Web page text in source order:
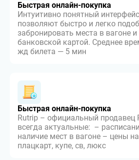
Быстрая онлайн-покупка
Интуитивно понятный
позволяют быстро и легко
забронировать места в вагоне
банковской картой. Среднее
жд билета — 5 мин
Быстрая онлайн-покупка
Rutrip – официальный продавец
всегда актуальные: –
наличие мест в вагоне – цены
плацкарт, купе, св, люкс